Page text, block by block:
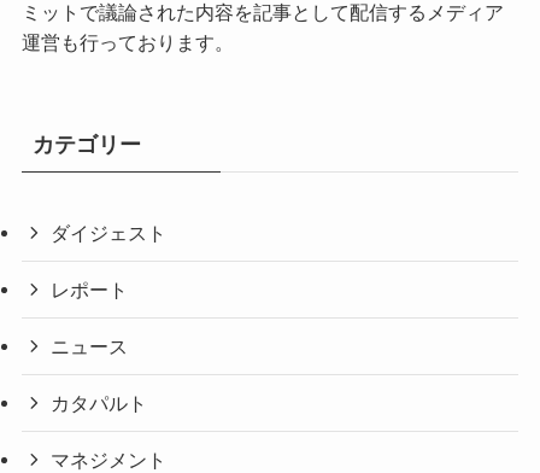
ミットで議論された内容を記事として配信するメディア
運営も行っております。
カテゴリー
ダイジェスト
レポート
ニュース
カタパルト
マネジメント